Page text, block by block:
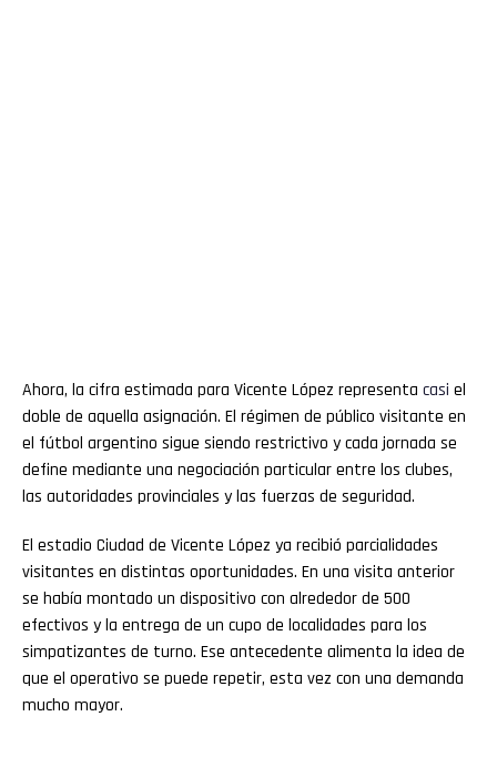
Ahora, la cifra estimada para Vicente López representa casi el
doble de aquella asignación. El régimen de público visitante en
el fútbol argentino sigue siendo restrictivo y cada jornada se
define mediante una negociación particular entre los clubes,
las autoridades provinciales y las fuerzas de seguridad.
El estadio Ciudad de Vicente López ya recibió parcialidades
visitantes en distintas oportunidades. En una visita anterior
se había montado un dispositivo con alrededor de 500
efectivos y la entrega de un cupo de localidades para los
simpatizantes de turno. Ese antecedente alimenta la idea de
que el operativo se puede repetir, esta vez con una demanda
mucho mayor.